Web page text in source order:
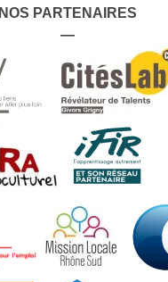
NOS PARTENAIRES
—